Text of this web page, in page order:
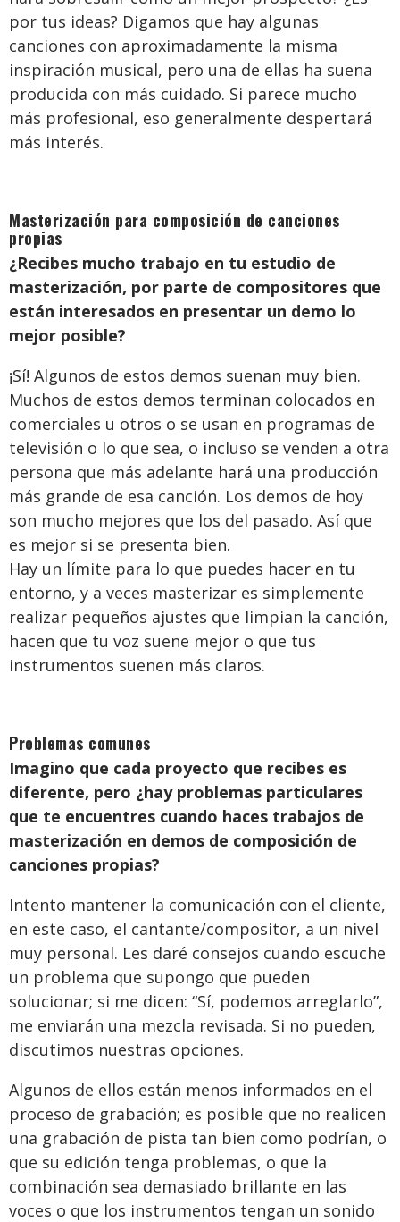
por tus ideas? Digamos que hay algunas
canciones con aproximadamente la misma
inspiración musical, pero una de ellas ha suena
producida con más cuidado. Si parece mucho
más profesional, eso generalmente despertará
más interés.
Masterización para composición de canciones
propias
¿Recibes mucho trabajo en tu estudio de
masterización, por parte de compositores que
están interesados en presentar un demo lo
mejor posible?
¡Sí! Algunos de estos demos suenan muy bien.
Muchos de estos demos terminan colocados en
comerciales u otros o se usan en programas de
televisión o lo que sea, o incluso se venden a otra
persona que más adelante hará una producción
más grande de esa canción. Los demos de hoy
son mucho mejores que los del pasado. Así que
es mejor si se presenta bien.
Hay un límite para lo que puedes hacer en tu
entorno, y a veces masterizar es simplemente
realizar pequeños ajustes que limpian la canción,
hacen que tu voz suene mejor o que tus
instrumentos suenen más claros.
Problemas comunes
Imagino que cada proyecto que recibes es
diferente, pero ¿hay problemas particulares
que te encuentres cuando haces trabajos de
masterización en demos de composición de
canciones propias?
Intento mantener la comunicación con el cliente,
en este caso, el cantante/compositor, a un nivel
muy personal. Les daré consejos cuando escuche
un problema que supongo que pueden
solucionar; si me dicen: “Sí, podemos arreglarlo”,
me enviarán una mezcla revisada. Si no pueden,
discutimos nuestras opciones.
Algunos de ellos están menos informados en el
proceso de grabación; es posible que no realicen
una grabación de pista tan bien como podrían, o
que su edición tenga problemas, o que la
combinación sea demasiado brillante en las
voces o que los instrumentos tengan un sonido